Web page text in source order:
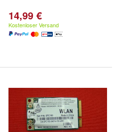
14,99 €
Kostenloser Versand